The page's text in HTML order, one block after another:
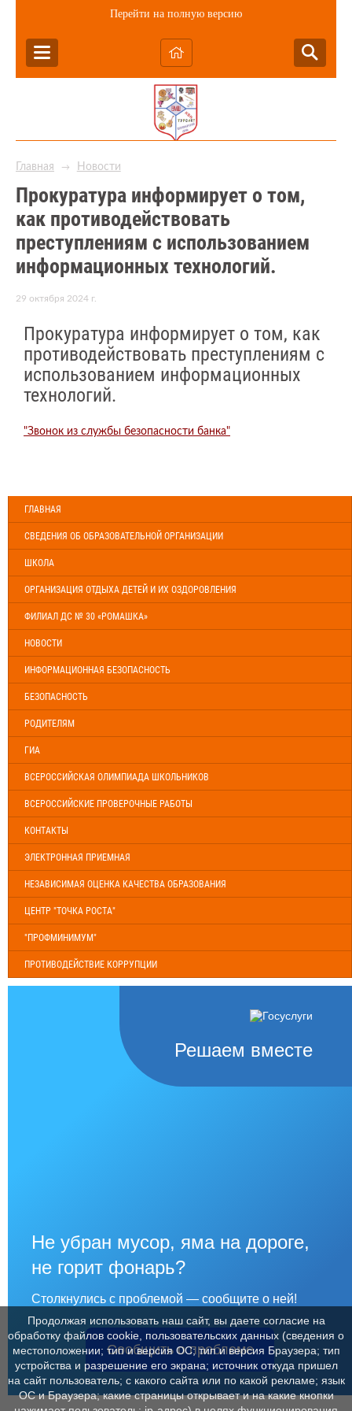
Перейти на полную версию
Главная → Новости
Прокуратура информирует о том,
как противодействовать
преступлениям с использованием
информационных технологий.
29 октября 2024 г.
Прокуратура информирует о том, как
противодействовать преступлениям с
использованием информационных
технологий.
"Звонок из службы безопасности банка"
ГЛАВНАЯ
СВЕДЕНИЯ ОБ ОБРАЗОВАТЕЛЬНОЙ ОРГАНИЗАЦИИ
ШКОЛА
ОРГАНИЗАЦИЯ ОТДЫХА ДЕТЕЙ И ИХ ОЗДОРОВЛЕНИЯ
ФИЛИАЛ ДС № 30 «РОМАШКА»
НОВОСТИ
ИНФОРМАЦИОННАЯ БЕЗОПАСНОСТЬ
БЕЗОПАСНОСТЬ
РОДИТЕЛЯМ
ГИА
ВСЕРОССИЙСКАЯ ОЛИМПИАДА ШКОЛЬНИКОВ
ВСЕРОССИЙСКИЕ ПРОВЕРОЧНЫЕ РАБОТЫ
КОНТАКТЫ
ЭЛЕКТРОННАЯ ПРИЕМНАЯ
НЕЗАВИСИМАЯ ОЦЕНКА КАЧЕСТВА ОБРАЗОВАНИЯ
ЦЕНТР "ТОЧКА РОСТА"
"ПРОФМИНИМУМ"
ПРОТИВОДЕЙСТВИЕ КОРРУПЦИИ
Решаем вместе
Не убран мусор, яма на дороге,
не горит фонарь?
Столкнулись с проблемой — сообщите о ней!
Сообщить о проблеме
Продолжая использовать наш сайт, вы даете согласие на
обработку файлов cookie, пользовательских данных (сведения о
местоположении; тип и версия ОС; тип и версия Браузера; тип
устройства и разрешение его экрана; источник откуда пришел
на сайт пользователь; с какого сайта или по какой рекламе; язык
ОС и Браузера; какие страницы открывает и на какие кнопки